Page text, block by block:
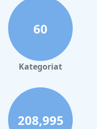
60
Kategoriat
208,995